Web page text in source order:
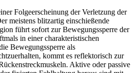
Folgeerscheinung der Verletzung der
meistens blitzartig einschießende
führt sofort zur Bewegungssperre der
in einer charakteristischen
Bewegungssperre als
kommt es reflektorisch zur
Aktive oder passive